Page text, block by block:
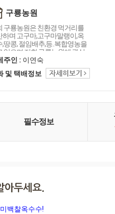
구룡농원
구룡농원은 친환경 먹거리를
하며 고구마,고구마말랭이,옥
,땅콩, 절임배추,등..복합영농을
있으며 저희 구룡농원에 관심
정을갖고 찾는 여러분들께 따
고 정겨움을 나눌수 있도록 최
다하겠습니다.
주인 : 이연숙
및 택배정보
필수정보
백찰옥수수!